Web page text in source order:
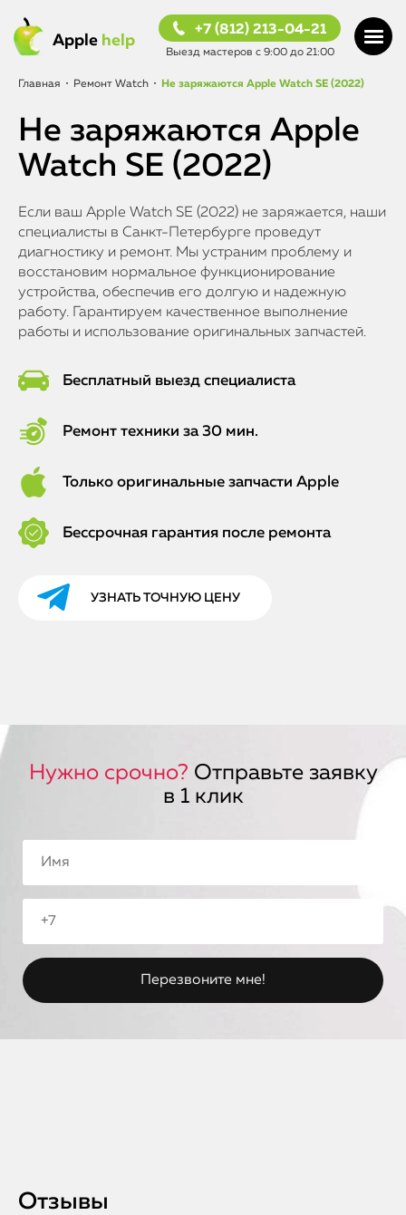
Apple help
+7 (812) 213-04-21
Выезд мастеров с 9:00 до 21:00
Главная • Ремонт Watch • Не заряжаются Apple Watch SE (2022)
Не заряжаются Apple
Watch SE (2022)
Если ваш Apple Watch SE (2022) не заряжается, наши
специалисты в Санкт-Петербурге проведут
диагностику и ремонт. Мы устраним проблему и
восстановим нормальное функционирование
устройства, обеспечив его долгую и надежную
работу. Гарантируем качественное выполнение
работы и использование оригинальных запчастей.
Бесплатный выезд специалиста
Ремонт техники за 30 мин.
Только оригинальные запчасти Apple
Бессрочная гарантия после ремонта
УЗНАТЬ ТОЧНУЮ ЦЕНУ
Нужно срочно? Отправьте заявку
в 1 клик
Отзывы